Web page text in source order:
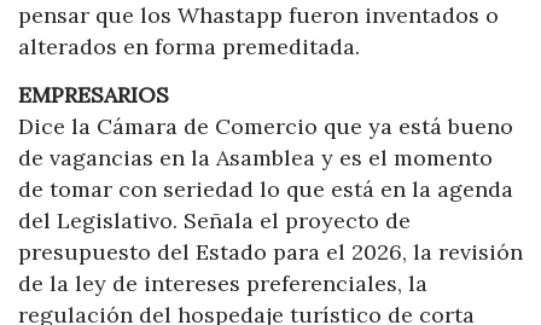
pensar que los Whastapp fueron inventados o
alterados en forma premeditada.
EMPRESARIOS
Dice la Cámara de Comercio que ya está bueno
de vagancias en la Asamblea y es el momento
de tomar con seriedad lo que está en la agenda
del Legislativo. Señala el proyecto de
presupuesto del Estado para el 2026, la revisión
de la ley de intereses preferenciales, la
regulación del hospedaje turístico de corta